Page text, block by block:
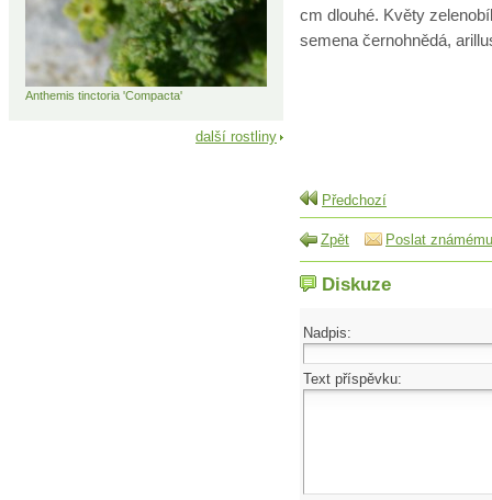
cm dlouhé. Květy
semena černohnědá,
Předchozí
Zpět Poslat známému
Diskuze
Nadpis:
Text příspěvku:
Anthemis tinctoria 'Compacta'
další rostliny